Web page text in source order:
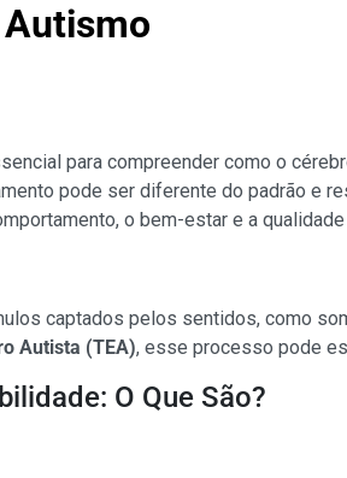
para compreender como o
pode ser diferente do padrão e
o bem-estar e a qualidade
captados pelos sentidos, como
Autista (TEA), esse processo pode
O Que São?